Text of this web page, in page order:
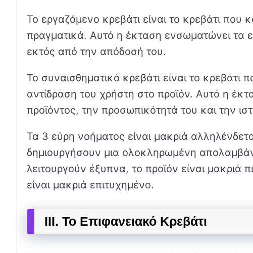
Το εργαζόμενο κρεβάτι είναι το κρεβάτι που
πραγματικά. Αυτό η έκταση ενσωματώνει τα
εκτός από την απόδοσή του.
Το συναισθηματικό κρεβάτι είναι το κρεβάτι
αντίδραση του χρήστη στο προϊόν. Αυτό η
προϊόντος, την προσωπικότητά του και την
Τα 3 εύρη νοήματος είναι μακριά
δημιουργήσουν μια ολοκληρωμένη
λειτουργούν έξυπνα, το προϊόν είναι μακριά
είναι μακριά επιτυχημένο.
III. Το Επιφανειακό Κρεβάτι